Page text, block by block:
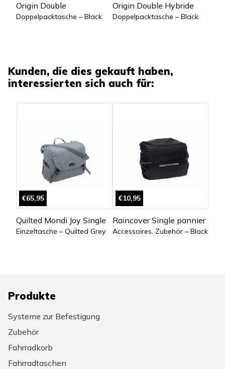
Origin Double
Doppelpacktasche – Black
Origin Double Hybride
Doppelpacktasche – Black
Kunden, die dies gekauft haben,
interessierten sich auch für:
€65,95
Quilted Mondi Joy Single
Einzeltasche – Quilted Grey
€10,95
Raincover Single pannier
Accessoires, Zubehör – Black
Produkte
Systeme zur Befestigung
Zubehör
Fahrradkorb
Fahrradtaschen